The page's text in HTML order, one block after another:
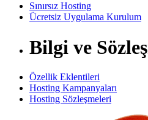
Sınırsız Hosting
Ücretsiz Uygulama Kurulum
Bilgi ve
Özellik Eklentileri
Hosting Kampanyaları
Hosting Sözleşmeleri